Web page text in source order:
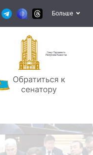
Больше
Сенат Парламента
Республики Казахстан